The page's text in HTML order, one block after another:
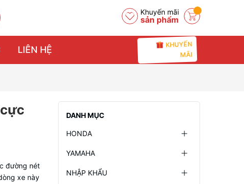
Khuyến mãi
sản phẩm
LIÊN HỆ
KHUYẾN
MÃI
đường nét
xe này
DANH MỤC
HONDA
YAMAHA
NHẬP KHẨU